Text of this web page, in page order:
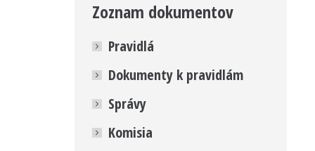
Zoznam dokumentov
Pravidlá
Dokumenty k pravidlám
Správy
Komisia